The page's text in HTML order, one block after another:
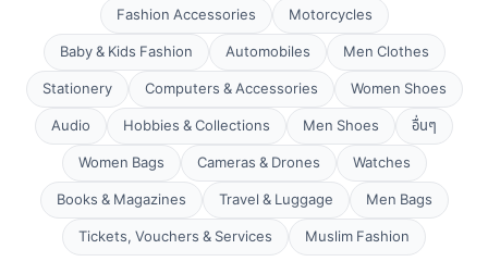
Fashion Accessories
Motorcycles
Baby & Kids Fashion
Automobiles
Men Clothes
Stationery
Computers & Accessories
Women Shoes
Audio
Hobbies & Collections Men Shoes
อื่นๆ
Women Bags
Cameras & Drones
Watches
Books & Magazines
Travel & Luggage
Men Bags
Tickets, Vouchers & Services
Muslim Fashion